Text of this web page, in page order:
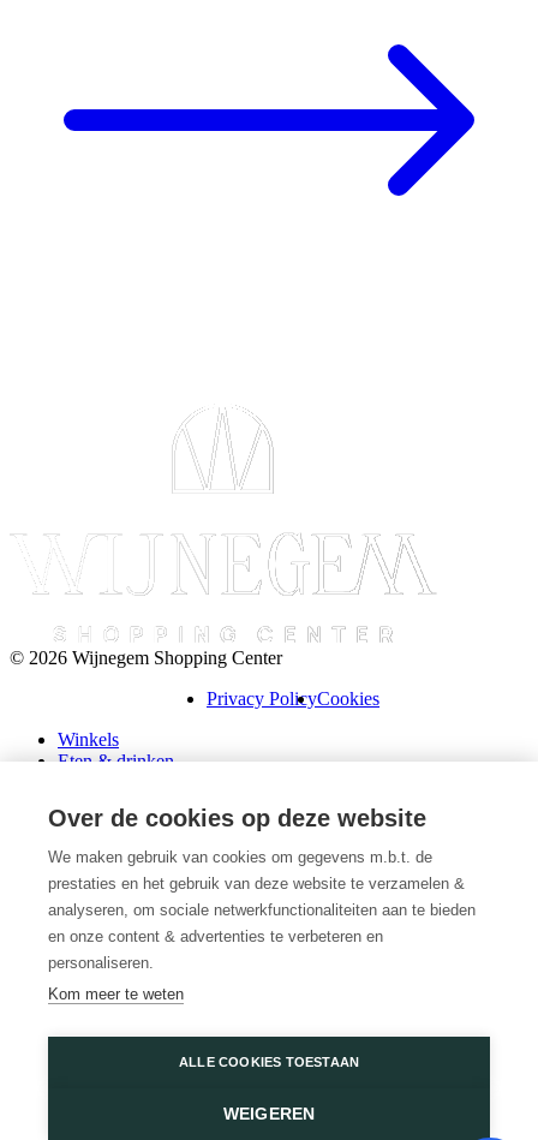
© 2026 Wijnegem Shopping Center
Privacy PolicyCookies
Winkels
Eten & drinken
Schenk een cadeaubon
Over ons
Wini’s
Plattegrond
Diensten
Promoties
Huur een winkel
Veelgestelde vragen
Wijnegem Shopping Center
Over de cookies op deze website
We maken gebruik van cookies om gegevens m.b.t. de
prestaties en het gebruik van deze website te verzamelen &
analyseren, om sociale netwerkfunctionaliteiten aan te bieden
en onze content & advertenties te verbeteren en
personaliseren.
Kom meer te weten
ALLE COOKIES TOESTAAN
WEIGEREN